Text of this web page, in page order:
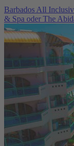
Barbados All
& Spa oder The